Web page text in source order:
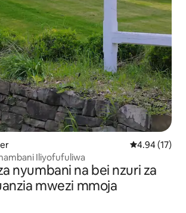
Ukadiriaji wa
4.94 (17)
Iliyofufuliwa
nyumbani na bei nzuri za
mwezi mmoja